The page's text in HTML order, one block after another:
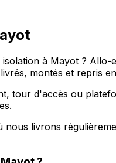
à Mayot ?
montés et repris
tour d'accès ou
livrons